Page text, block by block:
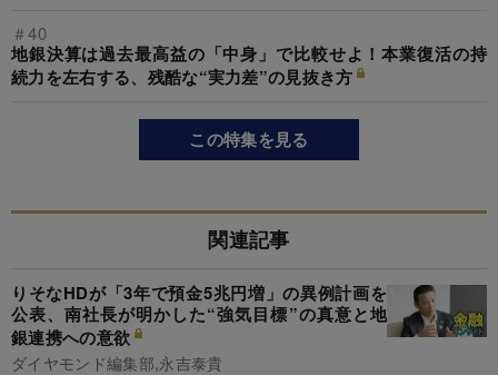
＃40
地銀決算は過去最高益の「中身」で比較せよ！本業復活の持
続力を左右する、残酷な“実力差”の見抜き方
この特集を見る
関連記事
りそなHDが「3年で預金5兆円増」の異例計画を
公表、南社長が明かした“強気目標”の真意と地
銀連携への意欲
ダイヤモンド編集部,永吉泰貴